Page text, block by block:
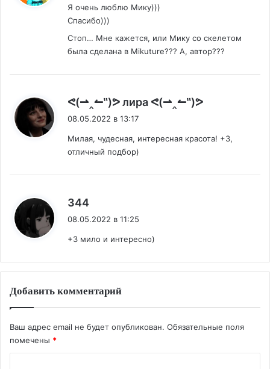
Я очень люблю Мику)))
Спасибо)))
Стоп… Мне кажется, или Мику со скелетом
была сделана в Mikuture??? А, автор???
ᕙ(⇀‸↼‶)ᕗ лира ᕙ(⇀‸↼‶)ᕗ
08.05.2022 в 13:17
Милая, чудесная, интересная красота! +3,
отличный подбор)
344
08.05.2022 в 11:25
+3 мило и интересно)
Добавить комментарий
Ваш адрес email не будет опубликован. Обязательные поля
помечены *